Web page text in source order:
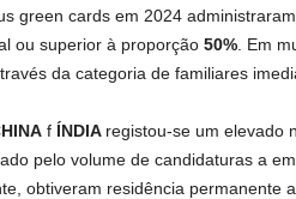
green cards em 2024
ou superior à proporção 50%. Em
da categoria de familiares
f ÍNDIA registou-se um elevado
pelo volume de candidaturas a
obtiveram residência permanente